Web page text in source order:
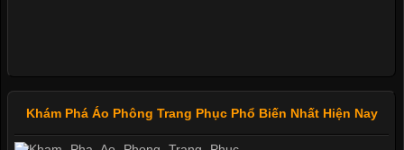
Khám Phá Áo Phông Trang Phục Phổ Biến Nhất Hiện Nay